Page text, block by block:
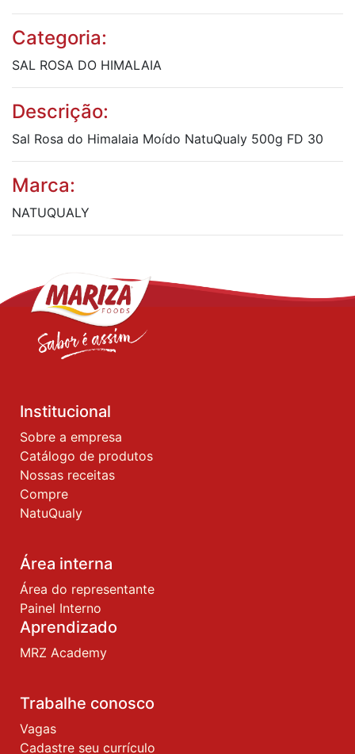
Categoria:
SAL ROSA DO HIMALAIA
Descrição:
Sal Rosa do Himalaia Moído NatuQualy 500g FD 30
Marca:
NATUQUALY
Institucional
Sobre a empresa
Catálogo de produtos
Nossas receitas
Compre
NatuQualy
Área interna
Área do representante
Painel Interno
Aprendizado
MRZ Academy
Trabalhe conosco
Vagas
Cadastre seu currículo